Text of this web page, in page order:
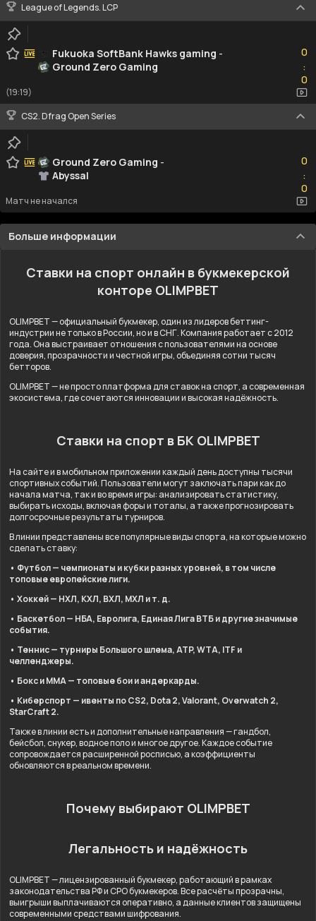
League of Legends. LCP
Fukuoka SoftBank Hawks gaming -
Ground Zero Gaming
0
:0
0
(19:19)
CS2. Dfrag Open Series
Ground Zero Gaming -
Abyssal
0
:0
0
Матч не начался
Больше информации
Ставки на спорт онлайн в букмекерской
конторе OLIMPBET
OLIMPBET — официальный букмекер, один из лидеров беттинг-
индустрии не только в России, но и в СНГ. Компания работает с 2012
года. Она выстраивает отношения с пользователями на основе
доверия, прозрачности и честной игры, объединяя сотни тысяч
бетторов.
OLIMPBET — не просто платформа для ставок на спорт, а современная
экосистема, где сочетаются инновации и высокая надёжность.
Ставки на спорт в БК OLIMPBET
На сайте и в мобильном приложении каждый день доступны тысячи
спортивных событий. Пользователи могут заключать пари как до
начала матча, так и во время игры: анализировать статистику,
выбирать исходы, включая форы и тоталы, а также прогнозировать
долгосрочные результаты турниров.
В линии представлены все популярные виды спорта, на которые можно
сделать ставку:
• Футбол — чемпионаты и кубки разных уровней, в том числе
топовые европейские лиги.
• Хоккей — НХЛ, КХЛ, ВХЛ, МХЛ и т. д.
• Баскетбол — НБА, Евролига, Единая Лига ВТБ и другие значимые
события.
• Теннис — турниры Большого шлема, ATP, WTA, ITF и
челленджеры.
• Бокс и ММА — топовые бои и андеркарды.
• Киберспорт — ивенты по CS2, Dota 2, Valorant, Overwatch 2,
StarCraft 2.
Также в линии есть и дополнительные направления — гандбол,
бейсбол, снукер, водное поло и многое другое. Каждое событие
сопровождается расширенной росписью, а коэффициенты
обновляются в реальном времени.
Почему выбирают OLIMPBET
Легальность и надёжность
OLIMPBET — лицензированный букмекер, работающий в рамках
законодательства РФ и СРО букмекеров. Все расчёты прозрачны,
выигрыши выплачиваются оперативно, а данные клиентов защищены
современными средствами шифрования.